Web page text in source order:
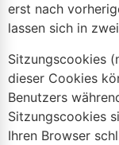
erst nach
lassen sich in
Sitzungscookies
dieser Cookies
Benutzers
Sitzungscookies
Ihren Browser